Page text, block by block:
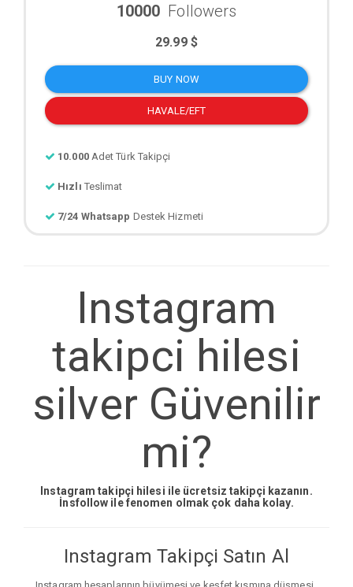
10000 Followers
29.99 $
BUY NOW
HAVALE/EFT
10.000 Adet Türk Takipçi
Hızlı Teslimat
7/24 Whatsapp Destek Hizmeti
Instagram
takipci hilesi
silver Güvenilir
mi?
Instagram takipçi hilesi ile ücretsiz takipçi kazanın.
İnsfollow ile fenomen olmak çok daha kolay.
Instagram Takipçi Satın Al